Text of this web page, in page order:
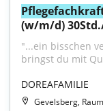
(w/m/d)
"...ein bisschen
bringst du mit
DOREAFAMILIE
Gevelsberg, Raum